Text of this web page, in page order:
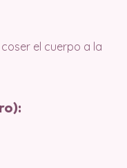
el cuerpo a la